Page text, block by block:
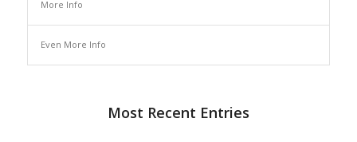
More Info
Even More Info
Most Recent Entries